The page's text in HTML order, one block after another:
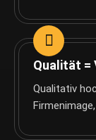
Qualität =
Qualitativ